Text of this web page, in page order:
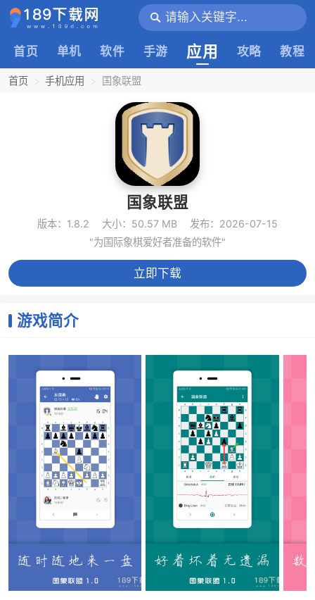
首页 单机 软件 手游 应用 攻略 教程
首页 手机应用 国象联盟
国象联盟
版本：1.8.2 大小：50.57 MB
发布：2026-07-15
"为国际象棋爱好者准备的软件"
立即下载
游戏简介